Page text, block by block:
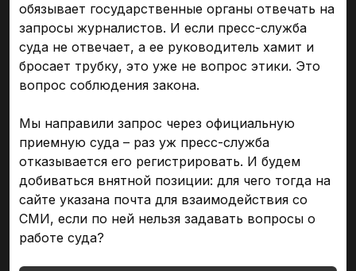
обязывает государственные органы отвечать на
запросы журналистов. И если пресс-служба
суда не отвечает, а ее руководитель хамит и
бросает трубку, это уже не вопрос этики. Это
вопрос соблюдения закона.
Мы направили запрос через официальную
приемную суда – раз уж пресс-служба
отказывается его регистрировать. И будем
добиваться внятной позиции: для чего тогда на
сайте указана почта для взаимодействия со
СМИ, если по ней нельзя задавать вопросы о
работе суда?